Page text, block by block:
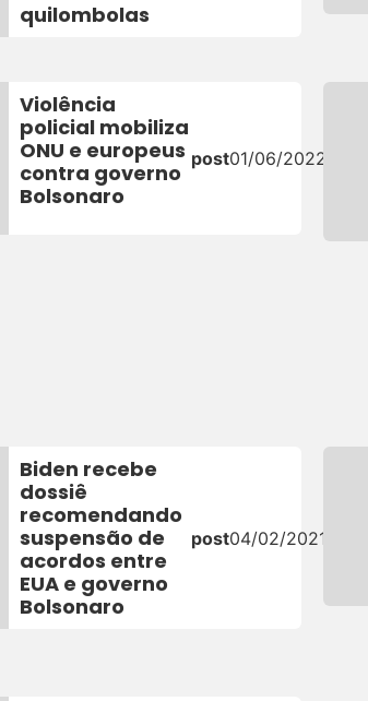
quilombolas
Violência
policial mobiliza
ONU e europeus
contra governo
Bolsonaro
post01/06/2022
Biden recebe
dossiê
recomendando
suspensão de
acordos entre
EUA e governo
Bolsonaro
post04/02/2021